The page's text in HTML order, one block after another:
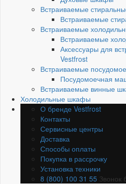
Встраиваемые
Встраиваемые
Встраиваемые
Встраиваемые
Аксессуары для
Vestfrost
Встраиваемые
Посудомоечная
Встраиваемые винные
Холодильные шкафы
О бренде Vestfrost
Контакты
Сервисные центры
Доставка
Способы оплаты
Покупка в рассрочку
Установка техники
8 (800) 100 31 55 Звонок